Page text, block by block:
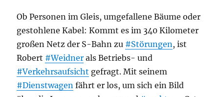
Ob Personen im Gleis, umgefallene Bäume oder
gestohlene Kabel: Kommt es im 340 Kilometer
großen Netz der S-Bahn zu #Störungen, ist
Robert #Weidner als Betriebs- und
#Verkehrsaufsicht gefragt. Mit seinem
#Dienstwagen fährt er los, um sich ein Bild